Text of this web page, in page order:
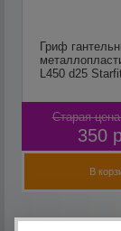
Гриф
L450 d25
Старая
350
В